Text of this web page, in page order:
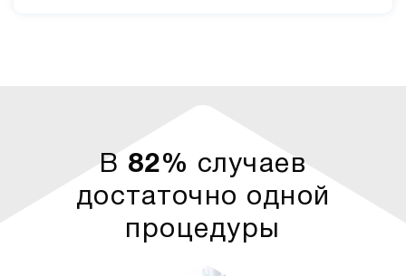
В 82% случаев
достаточно одной
процедуры